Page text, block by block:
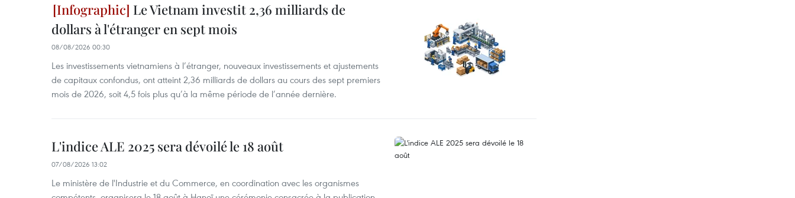
Le Vietnam investit 2,36 milliards de
dollars à l'étranger en sept mois
08/08/2026 00:30
Les investissements vietnamiens à l’étranger, nouveaux investissements et ajustements
de capitaux confondus, ont atteint 2,36 milliards de dollars au cours des sept premiers
mois de 2026, soit 4,5 fois plus qu’à la même période de l’année dernière.
L'indice ALE 2025 sera dévoilé le 18 août
07/08/2026 13:02
Le ministère de l'Industrie et du Commerce, en coordination avec les organismes